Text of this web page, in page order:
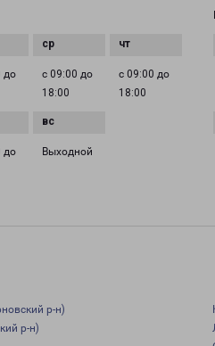
до
с 09:00 до
18:00
с 09:00 до
18:00
до
Выходной
р-н)
р-н)